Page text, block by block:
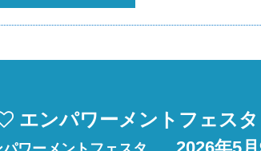
エンパワーメントフェス